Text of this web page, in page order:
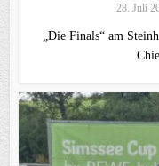
28. Juli
„Die Finals“ am